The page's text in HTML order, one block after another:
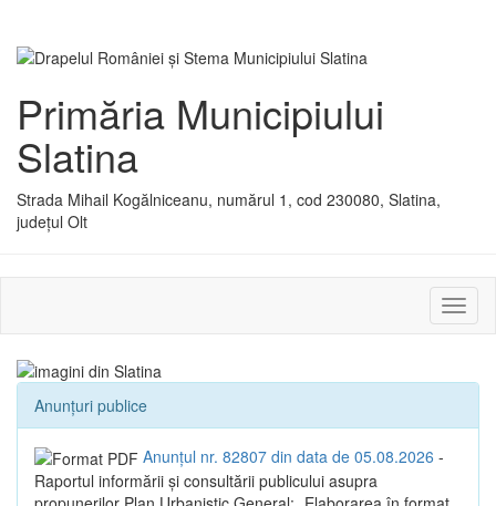
Primăria Municipiului
Slatina
Strada Mihail Kogălniceanu, numărul 1, cod 230080, Slatina,
județul Olt
sau
Anunțuri publice
Anunțul nr. 82807 din data de 05.08.2026 -
Raportul informării și consultării publicului asupra